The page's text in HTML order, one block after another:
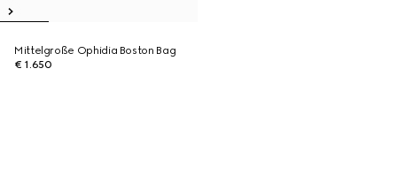
Mittelgroße Ophidia Boston Bag
€ 1.650